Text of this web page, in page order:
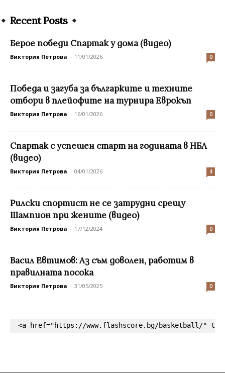
Recent Posts
Берое победи Спартак у дома (видео)
Виктория Петрова - 11/01/2026 0
Победа и загуба за българките и техните
отбори в плейофите на турнира Еврокъп
Виктория Петрова - 16/01/2026 0
Спартак с успешен старт на годината в НБЛ
(видео)
Виктория Петрова - 04/01/2026 4
Рилски спортист не се затрудни срещу
Шампион при жените (видео)
Виктория Петрова - 17/12/2024 0
Васил Евтимов: Аз съм доволен, работим в
правилната посока
Виктория Петрова - 31/05/2025 0
<a href="https://www.flashscore.bg/basketball/"